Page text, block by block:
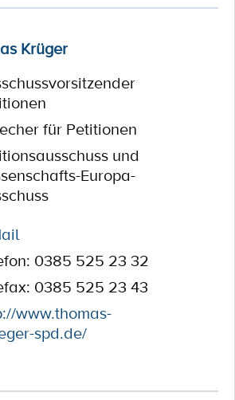
Krüger
für Petitionen
und
Europa-
0385 525 23 32
0385 525 23 43
www.thomas-
spd.de/